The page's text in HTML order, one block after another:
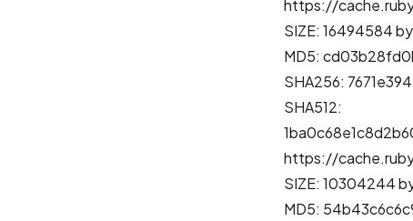
https://
SIZE: 16494584
MD5:
SHA256:
SHA512:
https://
SIZE: 10304244
MD5: